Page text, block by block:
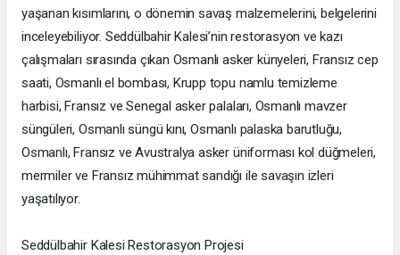
yaşanan kısımlarını, o dönemin savaş malzemelerini, belgelerini
inceleyebiliyor. Seddülbahir Kalesi’nin restorasyon ve kazı
çalışmaları sırasında çıkan Osmanlı asker künyeleri, Fransız cep
saati, Osmanlı el bombası, Krupp topu namlu temizleme
harbisi, Fransız ve Senegal asker palaları, Osmanlı mavzer
süngüleri, Osmanlı süngü kını, Osmanlı palaska barutluğu,
Osmanlı, Fransız ve Avustralya asker üniforması kol düğmeleri,
mermiler ve Fransız mühimmat sandığı ile savaşın izleri
yaşatılıyor.
Seddülbahir Kalesi Restorasyon Projesi